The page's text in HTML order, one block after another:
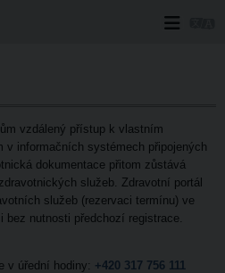
vzdálený přístup k vlastním
v informačních systémech připojených
dokumentace přitom zůstává
služeb. Zdravotní portál
služeb (rezervaci termínu) ve
nutnosti předchozí registrace.
v úřední hodiny: +420 317 756 111